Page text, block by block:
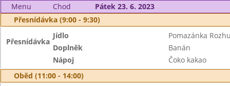
Menu
Chod
Pátek 23. 6. 2023
Přesnídávka (9:00 - 9:30)
Přesnídávka
Jídlo
Pomazánka
Doplněk
Banán
Nápoj
Čoko kakao
Oběd (11:00 - 14:00)